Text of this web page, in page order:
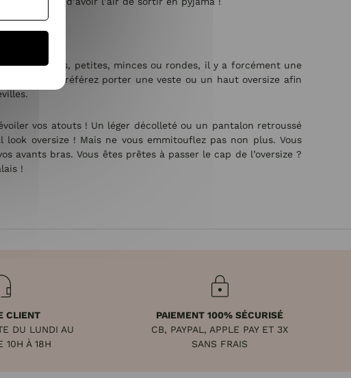
grandes, petites, minces ou rondes, il y a forcément une
Préférez porter une veste ou un haut oversize afin
vos atouts ! Un léger décolleté ou un pantalon retroussé
oversize ! Mais ne vous emmitouflez pas non plus. Vous
avants bras. Vous êtes prêtes à passer le cap de l’oversize ?
!
CLIENT
DU LUNDI AU
10H À 18H
PAIEMENT 100% SÉCURISÉ
CB, PAYPAL, APPLE PAY ET 3X
SANS FRAIS